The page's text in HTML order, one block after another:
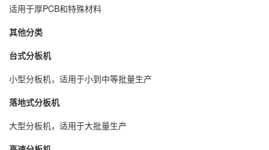
适用于厚PCB和特殊材料
其他分类
台式分板机
小型分板机，适用于小到中等批量生产
落地式分板机
大型分板机，适用于大批量生产